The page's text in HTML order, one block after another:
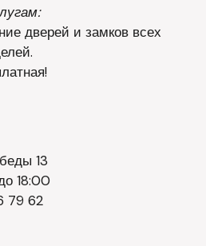
дверей и замков всех
13
18:00
79 62